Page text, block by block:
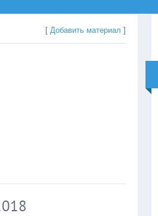
[Добавить материал ]